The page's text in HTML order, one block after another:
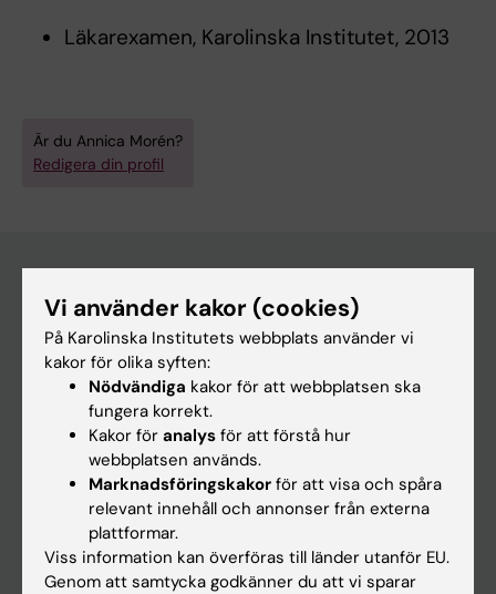
Läkarexamen, Karolinska Institutet, 2013
Är du Annica Morén?
Redigera din profil
Huvudmeny
Utbildning
Forskarutbildning
Forskning
Nyheter
Vi använder kakor (cookies)
På Karolinska Institutets webbplats använder vi
kakor för olika syften:
Nödvändiga kakor för att webbplatsen ska
fungera korrekt.
Kakor för analys för att förstå hur
webbplatsen används.
Marknadsföringskakor för att visa och spåra
relevant innehåll och annonser från externa
plattformar.
Viss information kan överföras till länder utanför EU.
Genom att samtycka godkänner du att vi sparar